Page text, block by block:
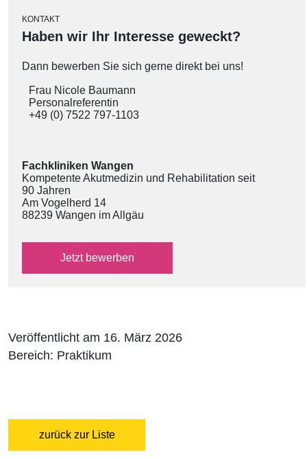
KONTAKT
Haben wir Ihr Interesse geweckt?
Dann bewerben Sie sich gerne direkt bei uns!
Frau Nicole Baumann
Personalreferentin
+49 (0) 7522 797-1103
Fachkliniken Wangen
Kompetente Akutmedizin und Rehabilitation seit
90 Jahren
Am Vogelherd 14
88239 Wangen im Allgäu
Jetzt über das externe Bewerbungsformular
bewerben
Veröffentlicht am 16. März 2026
Bereich: Praktikum
zurück zur Liste